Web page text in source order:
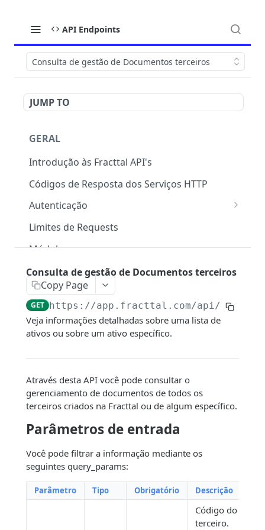
API Endpoints
Consulta de gestão de Documentos terceiros
JUMP TO
GERAL
Introdução às Fracttal API's
Códigos de Resposta dos Serviços HTTP
Autenticação
OAuth 2.0
Limites de Requests
Módulos
Conexão com o Google Sheet
Filtros dinâmicos
ENDPOINTS
Consultar Centros de Custo
Consultar log de transações GET
Valor Hora Ordinária
Criar Valor Hora Ordinária
Criar centros de custo
Criar contas de usuário POST
Consultar um Ativo
Consultar a gestão de documentos de
um ativo
GET
serviço
Consultar histórico de Localizações dos
ativos
GET
Recursos humanos
Consulta de recursos humanos
GET
Consultar a gestão de documentos de
Consultar campos personalizados dos
recursos humanos
Criar um recurso humano POST
POST
Consulta de terceiros
Consulta de gestão de Documentos
terceiros
Consultar contatos de terceiros GET
GET
Consulta de gestão de Documentos terceiros
Copy Page
GET https://app.fracttal.com/api/
Veja informações detalhadas sobre uma lista de
ativos ou sobre um ativo específico.
Através desta API você pode consultar o
gerenciamento de documentos de todos os
terceiros criados na Fracttal ou de algum específico.
Parâmetros de entrada
Você pode filtrar a informação mediante os
seguintes query_params:
Parâmetro Tipo Obrigatório Descrição
Código do
terceiro.